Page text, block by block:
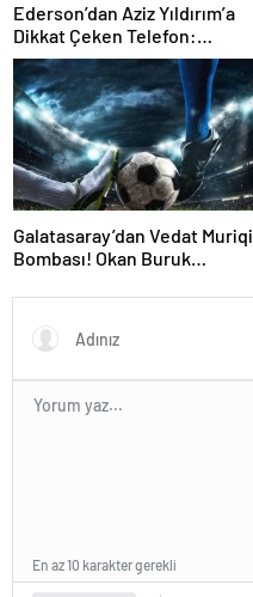
Ederson’dan Aziz Yıldırım’a
Dikkat Çeken Telefon:
“Fenerbahçe’de Kalmak
İstiyorum” Mesajı
Galatasaray’dan Vedat Muriqi
Bombası! Okan Buruk
En az 10 karakter gerekli